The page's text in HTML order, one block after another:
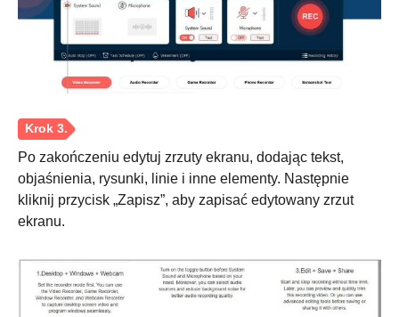
Krok 2.
Po zakończeniu edytuj zrzuty ekranu, dodając tekst,
objaśnienia, rysunki, linie i inne elementy. Następnie
kliknij przycisk „Zapisz”, aby zapisać edytowany zrzut
ekranu.